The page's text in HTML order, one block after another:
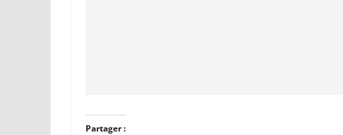
Partager :